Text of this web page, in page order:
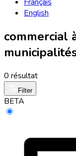
English
commercial
0 résultat
Filter
BETA